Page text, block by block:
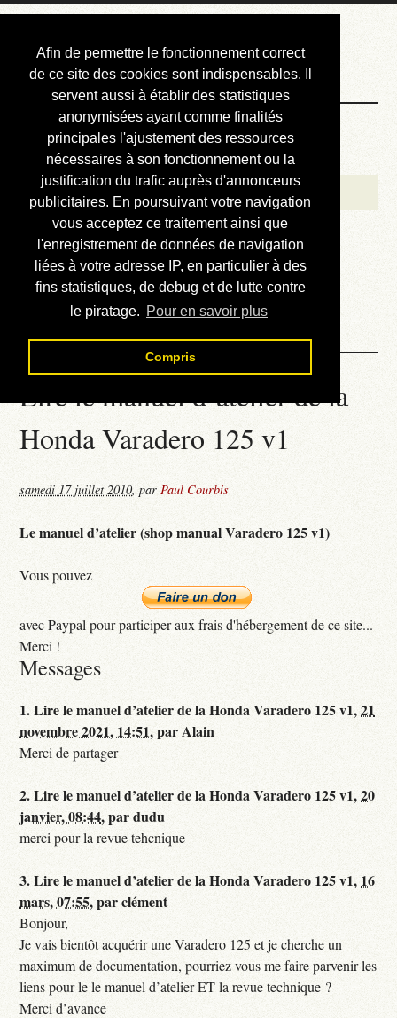
Afin de permettre le fonctionnement correct
de ce site des cookies sont indispensables. Il
servent aussi à établir des statistiques
anonymisées ayant comme finalités
principales l'ajustement des ressources
nécessaires à son fonctionnement ou la
justification du trafic auprès d'annonceurs
publicitaires. En poursuivant votre navigation
vous acceptez ce traitement ainsi que
l'enregistrement de données de navigation
liées à votre adresse IP, en particulier à des
fins statistiques, de debug et de lutte contre
le piratage. Pour en savoir plus
Compris
Courbis, « LE »
Blog Officiel
Bienvenue
Réalisations
Divers (et d’été)
Annonces
Liens externes
Téléchargement
Contact
Lire le manuel d’atelier de la
Honda Varadero 125 v1
samedi 17 juillet 2010,parPaul Courbis
Le manuel d’atelier (shop manual Varadero 125 v1)
Vous pouvez
avec Paypal pour participer aux frais d'hébergement de ce site...
Merci !
Messages
1.Lire le manuel d’atelier de la Honda Varadero 125 v1,21
novembre 2021, 14:51,parAlain
Merci de partager
2.Lire le manuel d’atelier de la Honda Varadero 125 v1,20
janvier, 08:44,pardudu
merci pour la revue tehcnique
3.Lire le manuel d’atelier de la Honda Varadero 125 v1, 16
mars, 07:55,parclément
Bonjour,
Je vais bientôt acquérir une Varadero 125 et je cherche un
maximum de documentation, pourriez vous me faire parvenir les
liens pour le le manuel d’atelier ET la revue technique ?
Merci d’avance